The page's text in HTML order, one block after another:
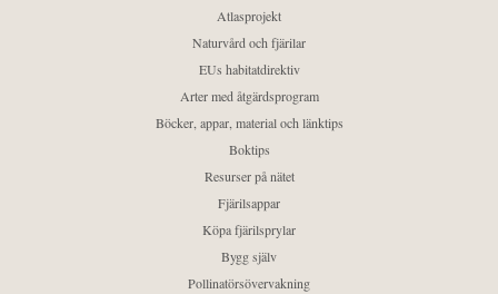
Atlasprojekt
Naturvård och fjärilar
EUs habitatdirektiv
Arter med åtgärdsprogram
Böcker, appar, material och länktips
Boktips
Resurser på nätet
Fjärilsappar
Köpa fjärilsprylar
Bygg själv
Pollinatörsövervakning